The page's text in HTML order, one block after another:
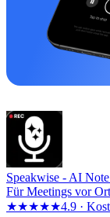
Speakwise - AI
Für Meetings vor
★★★★★4.9 ·